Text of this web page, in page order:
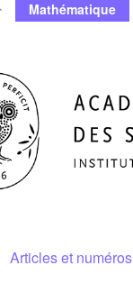
Mathématique
Articles et numéros